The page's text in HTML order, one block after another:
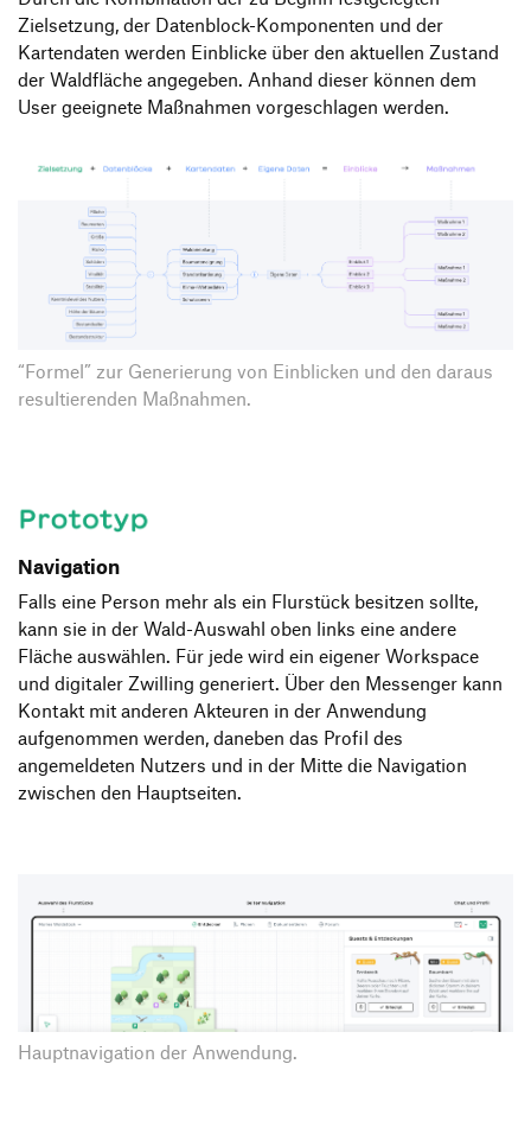
Zielsetzung, der Datenblock-Komponenten und der
Kartendaten werden Einblicke über den aktuellen Zustand
der Waldfläche angegeben. Anhand dieser können dem
User geeignete Maßnahmen vorgeschlagen werden.
“Formel” zur Generierung von Einblicken und den daraus
resultierenden Maßnahmen.
Navigation
Falls eine Person mehr als ein Flurstück besitzen sollte,
kann sie in der Wald-Auswahl oben links eine andere
Fläche auswählen. Für jede wird ein eigener Workspace
und digitaler Zwilling generiert. Über den Messenger kann
Kontakt mit anderen Akteuren in der Anwendung
aufgenommen werden, daneben das Profil des
angemeldeten Nutzers und in der Mitte die Navigation
zwischen den Hauptseiten.
Hauptnavigation der Anwendung.